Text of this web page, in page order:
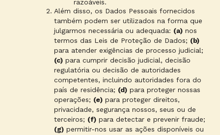
razoáveis.
Além disso, os Dados Pessoais fornecidos
também podem ser utilizados na forma que
julgarmos necessária ou adequada: (a) nos
termos das Leis de Proteção de Dados; (b)
para atender exigências de processo judicial;
(c) para cumprir decisão judicial, decisão
regulatória ou decisão de autoridades
competentes, incluindo autoridades fora do
país de residência; (d) para proteger nossas
operações; (e) para proteger direitos,
privacidade, segurança nossos, seus ou de
terceiros; (f) para detectar e prevenir fraude;
(g) permitir-nos usar as ações disponíveis ou